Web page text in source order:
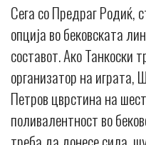
Сега со Предраг Родиќ,
опција во бековската
составот. Ако Танкоски
организатор на играта,
Петров цврстина на
поливалентност во